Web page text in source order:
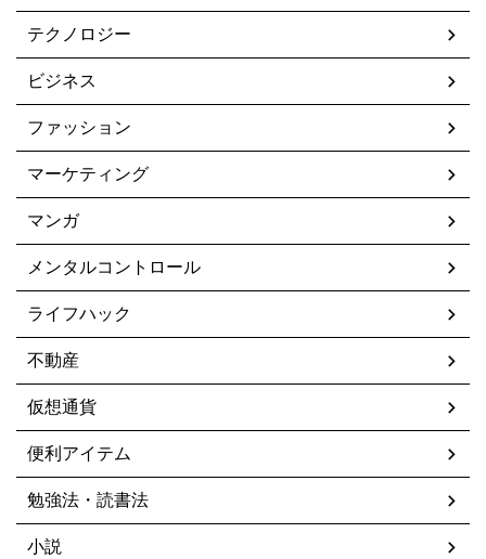
テクノロジー
ビジネス
ファッション
マーケティング
マンガ
メンタルコントロール
ライフハック
不動産
仮想通貨
便利アイテム
勉強法・読書法
小説